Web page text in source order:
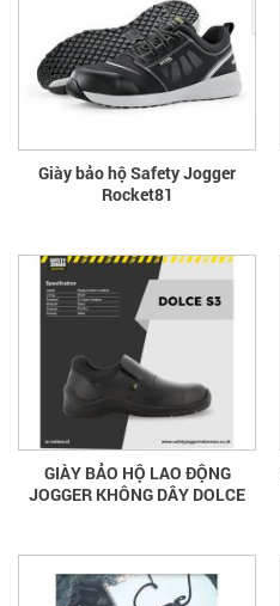
Giày bảo hộ Safety Jogger
Rocket81
GIÀY BẢO HỘ LAO ĐỘNG
JOGGER KHÔNG DÂY DOLCE